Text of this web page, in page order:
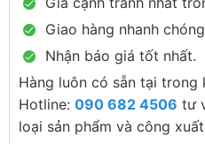
Giao hàng nhanh
Nhận báo giá tốt nhất.
Hàng luôn có sẵn tại trong
Hotline: 090 682 4506 tư
loại sản phẩm và công xuất